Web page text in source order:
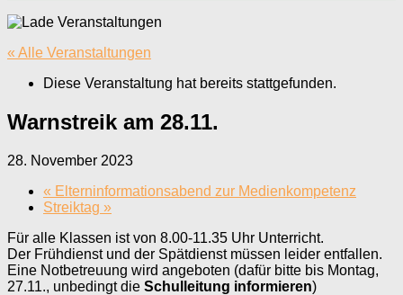
« Alle Veranstaltungen
Diese Veranstaltung hat bereits stattgefunden.
Warnstreik am 28.11.
28. November 2023
« Elterninformationsabend zur Medienkompetenz
Streiktag »
Für alle Klassen ist von 8.00-11.35 Uhr Unterricht.
Der Frühdienst und der Spätdienst müssen leider entfallen.
Eine Notbetreuung wird angeboten (dafür bitte bis Montag,
27.11., unbedingt die Schulleitung informieren)